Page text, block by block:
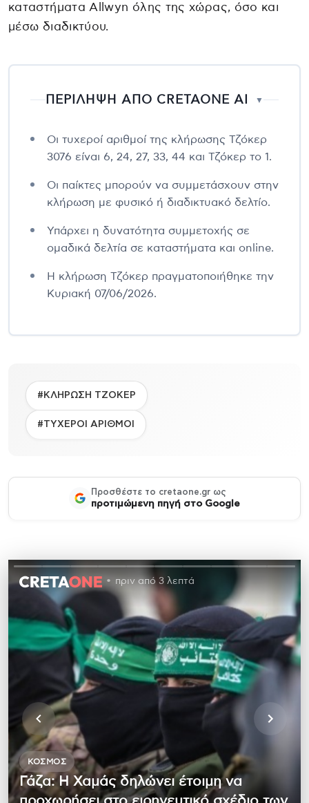
καταστήματα Allwyn όλης της χώρας, όσο και
μέσω διαδικτύου.
ΠΕΡΙΛΗΨΗ ΑΠΟ CRETAONE AI ▼
Οι τυχεροί αριθμοί της κλήρωσης Τζόκερ
3076 είναι 6, 24, 27, 33, 44 και Τζόκερ το 1.
Οι παίκτες μπορούν να συμμετάσχουν στην
κλήρωση με φυσικό ή διαδικτυακό δελτίο.
Υπάρχει η δυνατότητα συμμετοχής σε
ομαδικά δελτία σε καταστήματα και online.
Η κλήρωση Τζόκερ πραγματοποιήθηκε την
Κυριακή 07/06/2026.
#ΚΛΗΡΩΣΗ ΤΖΟΚΕΡ
#ΤΥΧΕΡΟΙ ΑΡΙΘΜΟΙ
Προσθέστε το cretaone.gr ως
προτιμώμενη πηγή στο Google
πριν από 3 λεπτά
ΚΌΣΜΟΣ
Γάζα: Η Χαμάς δηλώνει έτοιμη να